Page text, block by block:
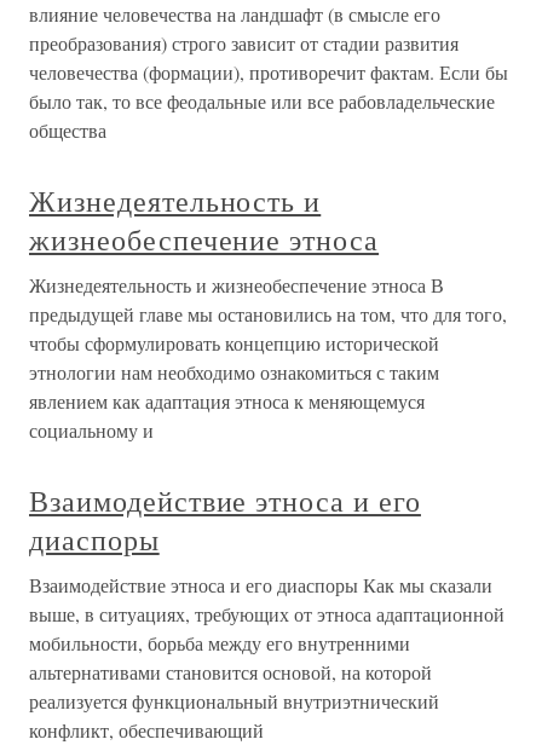
влияние человечества на ландшафт (в смысле его
преобразования) строго зависит от стадии развития
человечества (формации), противоречит фактам. Если бы
было так, то все феодальные или все рабовладельческие
общества
Жизнедеятельность и
жизнеобеспечение этноса
Жизнедеятельность и жизнеобеспечение этноса В
предыдущей главе мы остановились на том, что для того,
чтобы сформулировать концепцию исторической
этнологии нам необходимо ознакомиться с таким
явлением как адаптация этноса к меняющемуся
социальному и
Взаимодействие этноса и его
диаспоры
Взаимодействие этноса и его диаспоры Как мы сказали
выше, в ситуациях, требующих от этноса адаптационной
мобильности, борьба между его внутренними
альтернативами становится основой, на которой
реализуется функциональный внутриэтнический
конфликт, обеспечивающий